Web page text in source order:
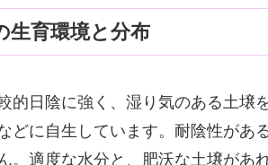
生育環境と分布
的日陰に強く、湿り気のある土壌
どに自生しています。耐陰性があ
。適度な水分と、肥沃な土壌があ